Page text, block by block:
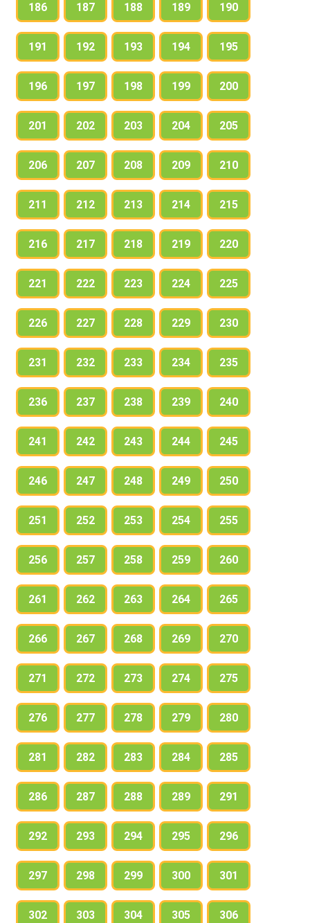
186 187 188 189 190
191 192 193 194 195
196 197 198 199 200
201 202 203 204 205
206 207 208 209 210
211 212 213 214 215
216 217 218 219 220
221 222 223 224 225
226 227 228 229 230
231 232 233 234 235
236 237 238 239 240
241 242 243 244 245
246 247 248 249 250
251 252 253 254 255
256 257 258 259 260
261 262 263 264 265
266 267 268 269 270
271 272 273 274 275
276 277 278 279 280
281 282 283 284 285
286 287 288 289 291
292 293 294 295 296
297 298 299 300 301
302 303 304 305 306